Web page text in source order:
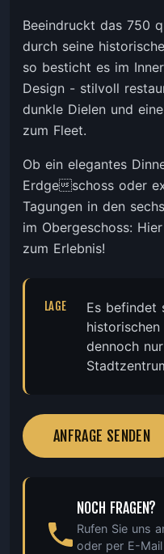
Beeindruckt das 750
durch seine
so besticht es im
Design - stilvoll
dunkle Dielen und
zum Fleet.
Ob ein elegantes
Erdgeschoss oder
Tagungen in den
im Obergeschoss:
zum Erlebnis!
LAGE
Es befindet
dennoch
ANFRAGE SENDEN
NOCH FRAGEN?
Rufen Sie uns
oder per E-